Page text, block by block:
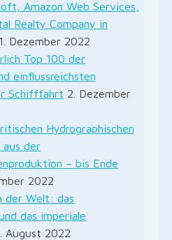
Amazon Web Services,
Realty Company in
Dezember 2022
Top 100 der
einflussreichsten
Schifffahrt 2. Dezember
Hydrographischen
aus der
– bis Ende
2022
der Welt: das
das imperiale
August 2022